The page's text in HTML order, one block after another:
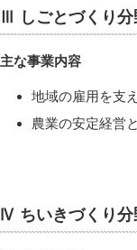
Ⅲ しごとづくり分
主な事業内容
地域の雇用を支
農業の安定経営
Ⅳ ちいきづくり分